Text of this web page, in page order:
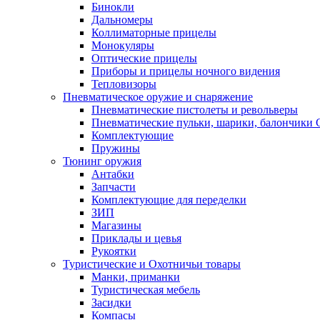
Бинокли
Дальномеры
Коллиматорные прицелы
Монокуляры
Оптические прицелы
Приборы и прицелы ночного видения
Тепловизоры
Пневматическое оружие и снаряжение
Пневматические пистолеты и револьверы
Пневматические пульки, шарики, балончики
Комплектующие
Пружины
Тюнинг оружия
Антабки
Запчасти
Комплектующие для переделки
ЗИП
Магазины
Приклады и цевья
Рукоятки
Туристические и Охотничьи товары
Манки, приманки
Туристическая мебель
Засидки
Компасы